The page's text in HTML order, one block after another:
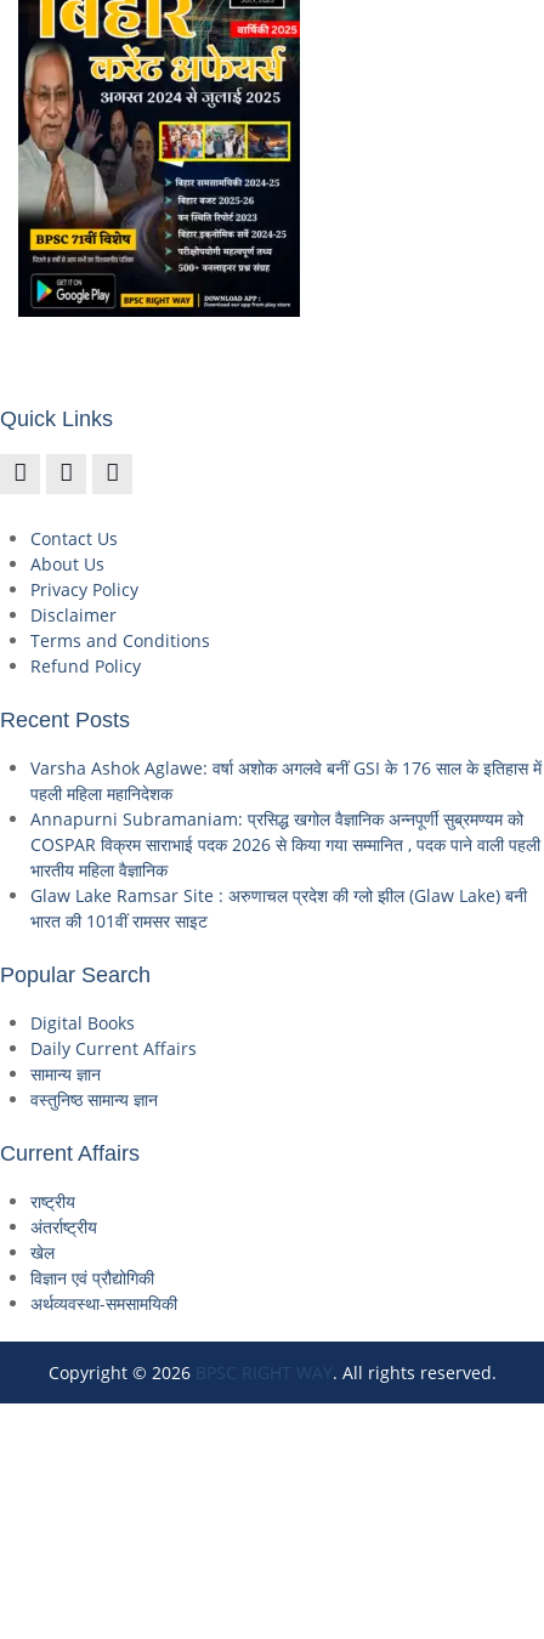
Quick Links
Contact Us
About Us
Privacy Policy
Disclaimer
Terms and Conditions
Refund Policy
Recent Posts
Varsha Ashok Aglawe: वर्षा अशोक अगलवे बनीं GSI के 176 साल के इतिहास में
पहली महिला महानिदेशक
Annapurni Subramaniam: प्रसिद्ध खगोल वैज्ञानिक अन्नपूर्णी सुब्रमण्यम को
COSPAR विक्रम साराभाई पदक 2026 से किया गया सम्मानित , पदक पाने वाली पहली
भारतीय महिला वैज्ञानिक
Glaw Lake Ramsar Site : अरुणाचल प्रदेश की ग्लो झील (Glaw Lake) बनी
भारत की 101वीं रामसर साइट
Popular Search
Digital Books
Daily Current Affairs
सामान्य ज्ञान
वस्तुनिष्ठ सामान्य ज्ञान
Current Affairs
राष्ट्रीय
अंतर्राष्ट्रीय
खेल
विज्ञान एवं प्रौद्योगिकी
अर्थव्यवस्था-समसामयिकी
Copyright © 2026 BPSC RIGHT WAY . All rights reserved.